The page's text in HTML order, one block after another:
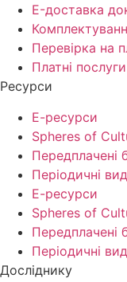
E-доставка
Перевірка на
Платні послуги
Ресурси
Е-ресурси
Spheres of
Передплачені
Періодичні
Е-ресурси
Spheres of
Передплачені
Періодичні
Досліднику